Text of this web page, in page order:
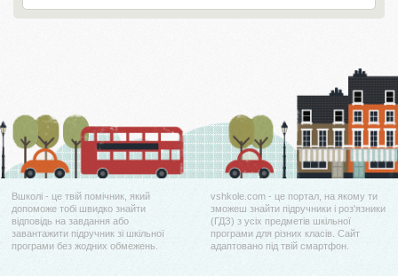
Вшколі - це твій помічник, який
допоможе тобі швидко знайти
відповідь на завдання або
завантажити підручник зі шкільної
програми без жодних обмежень.
vshkole.com - це портал, на якому ти
зможеш знайти підручники і роз'язники
(ГДЗ) з усіх предметів шкільної
програми для різних класів. Сайт
адаптовано під твій смартфон.